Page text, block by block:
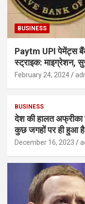
BUSINESS
Paytm UPI पेमेंट्स
स्ट्राइक: माइग्रेशन,
February 24, 2024
BUSINESS
देश की हालत अफ्रीका
कुछ जगहों पर ही हुआ है
December 16, 2023